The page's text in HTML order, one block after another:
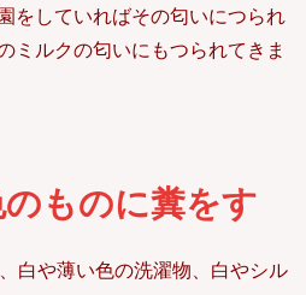
をしていればその匂いにつられ
ミルクの匂いにもつられてきま
ものに糞をす
、白や薄い色の洗濯物、白やシル